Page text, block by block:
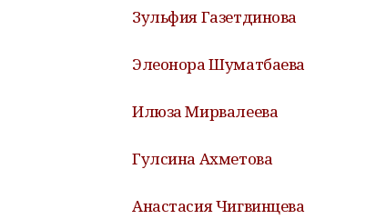
Зульфия Газетдинова
Элеонора Шуматбаева
Илюза Мирвалеева
Гулсина Ахметова
Анастасия Чигвинцева